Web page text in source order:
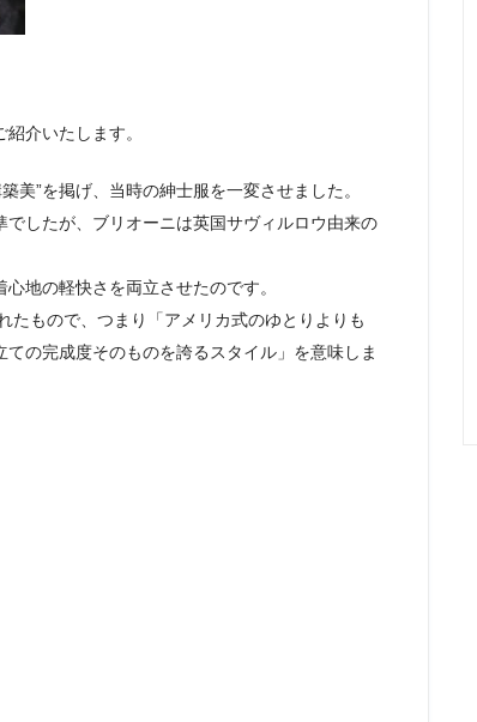
介いたします。
美”を掲げ、当時の紳士服を一変させました。
したが、ブリオーニは英国サヴィルロウ由来の
地の軽快さを両立させたのです。
たもので、つまり「アメリカ式のゆとりよりも
の完成度そのものを誇るスタイル」を意味しま